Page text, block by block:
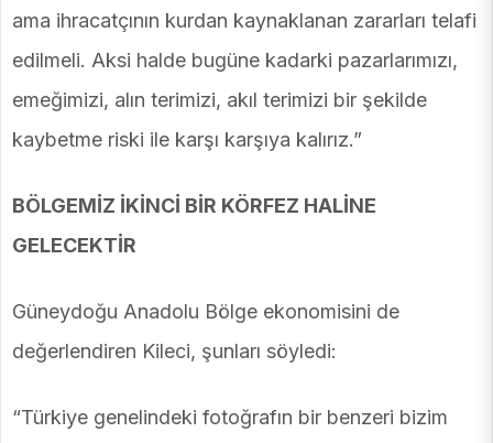
ama ihracatçının kurdan kaynaklanan zararları telafi
edilmeli. Aksi halde bugüne kadarki pazarlarımızı,
emeğimizi, alın terimizi, akıl terimizi bir şekilde
kaybetme riski ile karşı karşıya kalırız.”
BÖLGEMİZ İKİNCİ BİR KÖRFEZ HALİNE
GELECEKTİR
Güneydoğu Anadolu Bölge ekonomisini de
değerlendiren Kileci, şunları söyledi:
“Türkiye genelindeki fotoğrafın bir benzeri bizim